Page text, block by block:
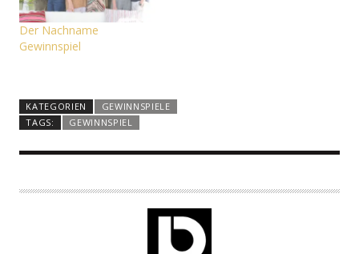
Der Nachname
Gewinnspiel
KATEGORIEN
GEWINNSPIELE
TAGS:
GEWINNSPIEL